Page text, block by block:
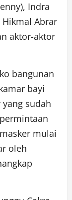
Indra
Hikmal Abrar
aktor-aktor
bangunan
bayi
yang sudah
mulai
oleh